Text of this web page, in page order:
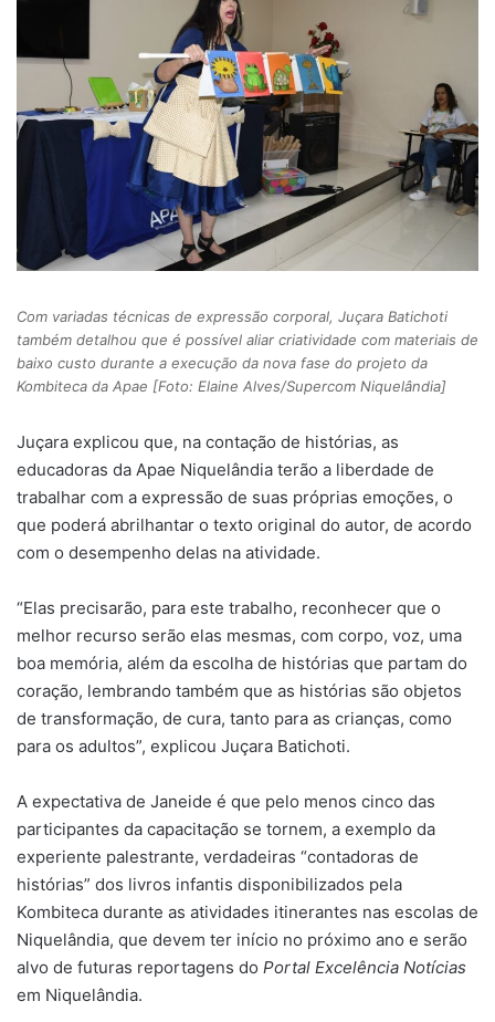
Com variadas técnicas de expressão corporal, Juçara Batichoti
também detalhou que é possível aliar criatividade com materiais de
baixo custo durante a execução da nova fase do projeto da
Kombiteca da Apae [Foto: Elaine Alves/Supercom Niquelândia]
Juçara explicou que, na contação de histórias, as
educadoras da Apae Niquelândia terão a liberdade de
trabalhar com a expressão de suas próprias emoções, o
que poderá abrilhantar o texto original do autor, de acordo
com o desempenho delas na atividade.
“Elas precisarão, para este trabalho, reconhecer que o
melhor recurso serão elas mesmas, com corpo, voz, uma
boa memória, além da escolha de histórias que partam do
coração, lembrando também que as histórias são objetos
de transformação, de cura, tanto para as crianças, como
para os adultos”, explicou Juçara Batichoti.
A expectativa de Janeide é que pelo menos cinco das
participantes da capacitação se tornem, a exemplo da
experiente palestrante, verdadeiras “contadoras de
histórias” dos livros infantis disponibilizados pela
Kombiteca durante as atividades itinerantes nas escolas de
Niquelândia, que devem ter início no próximo ano e serão
alvo de futuras reportagens do Portal Excelência Notícias
em Niquelândia.